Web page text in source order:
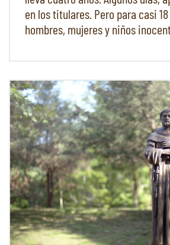
en los titulares. Pero para casi
hombres, mujeres y niños